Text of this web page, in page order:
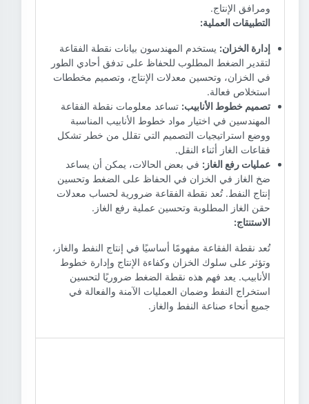
ومرافق الإنتاج.
التطبيقات العملية:
إدارة الخزان: يستخدم المهندسون بيانات نقطة الفقاعة
لتقدير الضغط المطلوب للحفاظ على تدفق أحادي الطور
في الخزان، وتحسين معدلات الإنتاج، وتصميم مخططات
استخلاص فعالة.
تصميم خطوط الأنابيب: تساعد معلومات نقطة الفقاعة
المهندسين في اختيار مواد خطوط الأنابيب المناسبة
ووضع استراتيجيات التصميم التي تقلل من خطر تشكل
فقاعات الغاز أثناء النقل.
عمليات رفع الغاز: في بعض الحالات، يمكن أن يساعد
ضخ الغاز في الخزان في الحفاظ على الضغط وتحسين
إنتاج النفط. تُعد نقطة الفقاعة ضرورية لحساب معدلات
حقن الغاز المطلوبة وتحسين عملية رفع الغاز.
الاستنتاج:
تُعد نقطة الفقاعة مفهومًا أساسيًا في إنتاج النفط والغاز،
وتؤثر على سلوك الخزان وكفاءة الإنتاج وإدارة خطوط
الأنابيب. يعد فهم هذه نقطة الضغط ضروريًا لتحسين
استخراج النفط وضمان العمليات الآمنة والفعالة في
جميع أنحاء صناعة النفط والغاز.